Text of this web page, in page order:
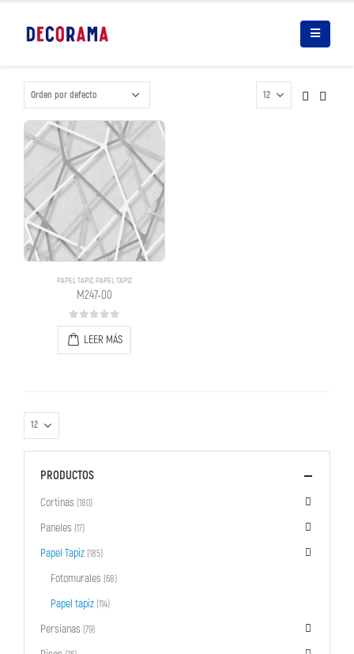
PAPEL TAPIZ,PAPEL TAPIZ
M247-00
0out of 5
LEER MÁS
PRODUCTOS
Cortinas (180)
Paneles (17)
Papel Tapiz (185)
Fotomurales (68)
Papel tapiz (114)
Persianas (79)